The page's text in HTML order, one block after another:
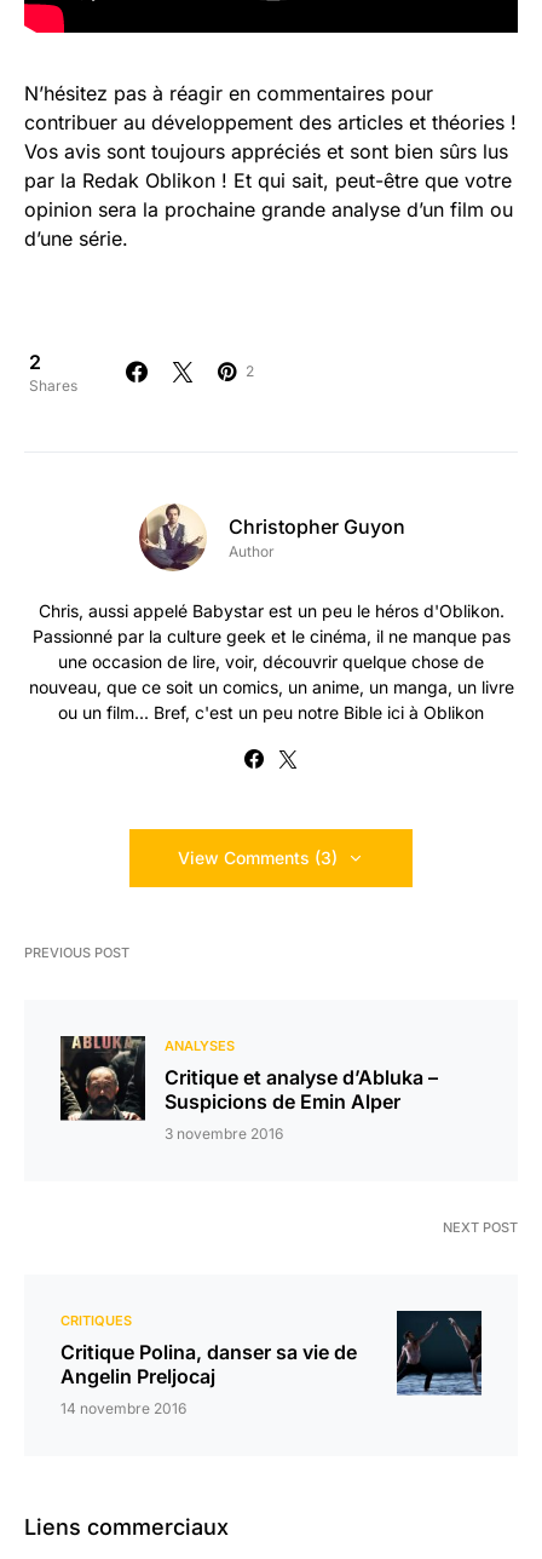
N’hésitez pas à réagir en commentaires pour
contribuer au développement des articles et théories !
Vos avis sont toujours appréciés et sont bien sûrs lus
par la Redak Oblikon ! Et qui sait, peut-être que votre
opinion sera la prochaine grande analyse d’un film ou
d’une série.
2
Shares
2
Christopher Guyon
Author
Chris, aussi appelé Babystar est un peu le héros d'Oblikon.
Passionné par la culture geek et le cinéma, il ne manque pas
une occasion de lire, voir, découvrir quelque chose de
nouveau, que ce soit un comics, un anime, un manga, un livre
ou un film... Bref, c'est un peu notre Bible ici à Oblikon
View Comments (3)
PREVIOUS POST
ANALYSES
Critique et analyse d’Abluka –
Suspicions de Emin Alper
3 novembre 2016
NEXT POST
CRITIQUES
Critique Polina, danser sa vie de
Angelin Preljocaj
14 novembre 2016
Liens commerciaux